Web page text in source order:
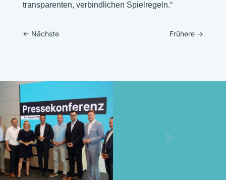
transparenten, verbindlichen Spielregeln.“
← Nächste Frühere →